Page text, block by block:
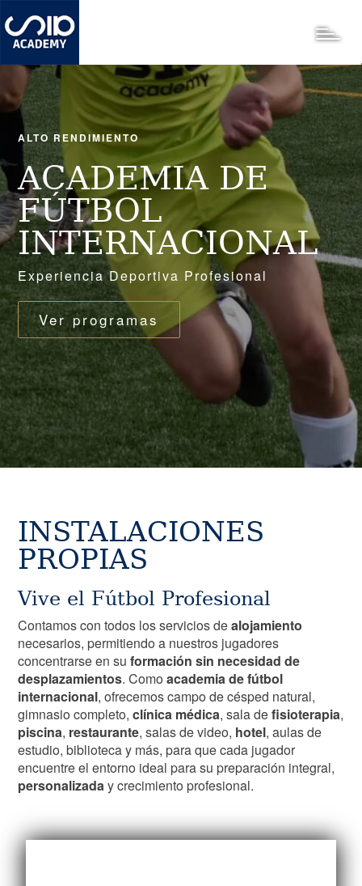
al
contenido
ALTO RENDIMIENTO
ACADEMIA DE
FÚTBOL
INTERNACIONAL
Experiencia Deportiva Profesional
Ver programas
INSTALACIONES
PROPIAS
Vive el Fútbol Profesional
Contamos con todos los servicios dealojamiento
necesarios, permitiendo a nuestros jugadores
concentrarse en suformación sin necesidad de
desplazamientos. Comoacademia de fútbol
internacional, ofrecemos campo de césped natural,
gimnasio completo,clínica médica, sala defisioterapia,
piscina, restaurante, salas de video, hotel, aulas de
estudio, biblioteca y más, para que cada jugador
encuentre el entorno ideal para su preparación integral,
personalizaday crecimiento profesional.